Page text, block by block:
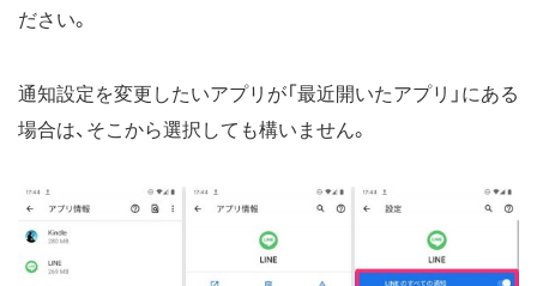
ださい。
通知設定を変更したいアプリが「最近開いたアプリ」にある
場合は、そこから選択しても構いません。